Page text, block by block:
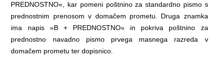
PREDNOSTNO«, kar pomeni poštnino za standardno pismo s
prednostnim prenosom v domačem prometu. Druga znamka
ima napis »B + PREDNOSTNO« in pokriva poštnino za
prednostno navadno pismo prvega masnega razreda v
domačem prometu ter dopisnico.